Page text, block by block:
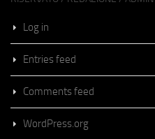
Log in
Entries feed
Comments feed
WordPress.org